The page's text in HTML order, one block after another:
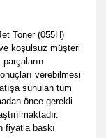
Toner (055H)
koşulsuz müşteri
verebilmesi
sunulan tüm
önce gerekli
fiyatla baskı